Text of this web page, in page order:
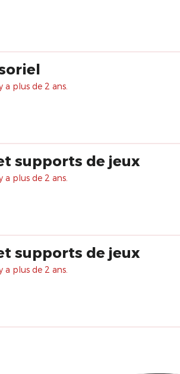
a plus de 2 ans.
supports de jeux
a plus de 2 ans.
supports de jeux
a plus de 2 ans.